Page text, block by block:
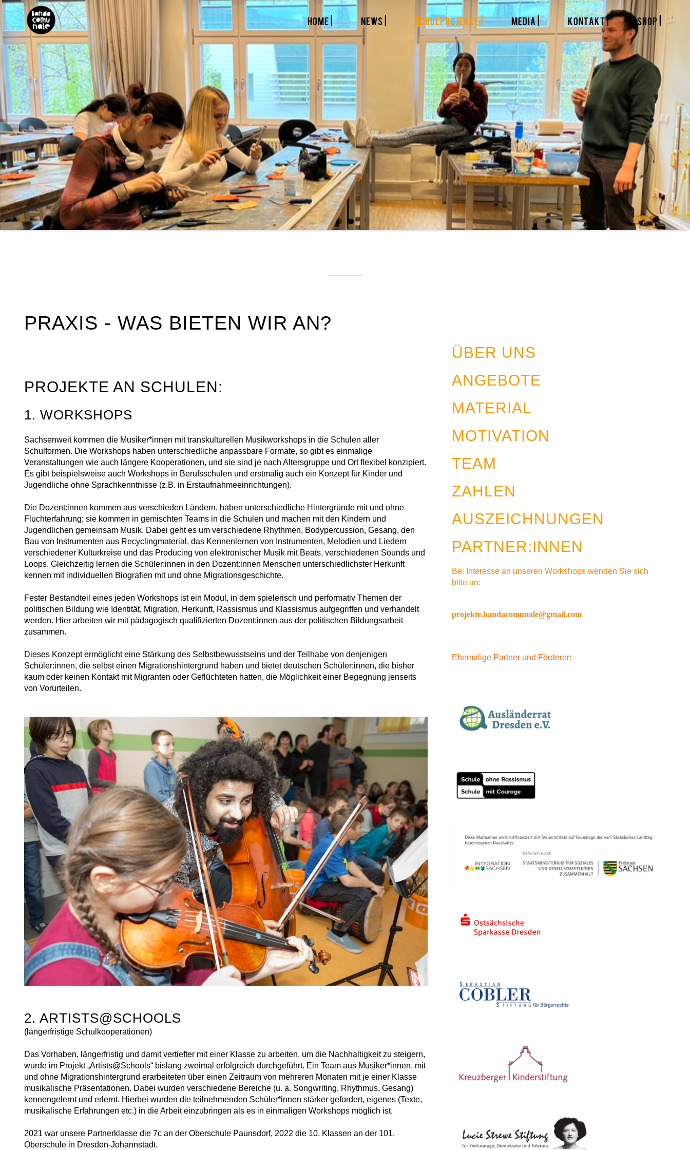
HOME | NEWS | SCHULPROJEKTE | MEDIA | KONTAKT | SHOP |
PRAXIS - WAS BIETEN WIR AN?
PROJEKTE AN SCHULEN:
1. WORKSHOPS
Sachsenweit kommen die Musiker*innen mit transkulturellen Musikworkshops in die Schulen aller
Schulformen. Die Workshops haben unterschiedliche anpassbare Formate, so gibt es einmalige
Veranstaltungen wie auch längere Kooperationen, und sie sind je nach Altersgruppe und Ort flexibel konzipiert.
Es gibt beispielsweise auch Workshops in Berufsschulen und erstmalig auch ein Konzept für Kinder und
Jugendliche ohne Sprachkenntnisse (z.B. in Erstaufnahmeeinrichtungen).
Die Dozent:innen kommen aus verschieden Ländern, haben unterschiedliche Hintergründe mit und ohne
Fluchterfahrung; sie kommen in gemischten Teams in die Schulen und machen mit den Kindern und
Jugendlichen gemeinsam Musik. Dabei geht es um verschiedene Rhythmen, Bodypercussion, Gesang, den
Bau von Instrumenten aus Recyclingmaterial, das Kennenlernen von Instrumenten, Melodien und Liedern
verschiedener Kulturkreise und das Producing von elektronischer Musik mit Beats, verschiedenen Sounds und
Loops. Gleichzeitig lernen die Schüler:innen in den Dozent:innen Menschen unterschiedlichster Herkunft
kennen mit individuellen Biografien mit und ohne Migrationsgeschichte.
Fester Bestandteil eines jeden Workshops ist ein Modul, in dem spielerisch und performativ Themen der
politischen Bildung wie Identität, Migration, Herkunft, Rassismus und Klassismus aufgegriffen und verhandelt
werden. Hier arbeiten wir mit pädagogisch qualifizierten Dozent:innen aus der politischen Bildungsarbeit
zusammen.
Dieses Konzept ermöglicht eine Stärkung des Selbstbewusstseins und der Teilhabe von denjenigen
Schüler:innen, die selbst einen Migrationshintergrund haben und bietet deutschen Schüler:innen, die bisher
kaum oder keinen Kontakt mit Migranten oder Geflüchteten hatten, die Möglichkeit einer Begegnung jenseits
von Vorurteilen.
2. ARTISTS@SCHOOLS
(längerfristige Schulkooperationen)
Das Vorhaben, längerfristig und damit vertiefter mit einer Klasse zu arbeiten, um die Nachhaltigkeit zu steigern,
wurde im Projekt „Artists@Schools“ bislang zweimal erfolgreich durchgeführt. Ein Team aus Musiker*innen, mit
und ohne Migrationshintergrund erarbeiteten über einen Zeitraum von mehreren Monaten mit je einer Klasse
musikalische Präsentationen. Dabei wurden verschiedene Bereiche (u. a. Songwriting, Rhythmus, Gesang)
kennengelernt und erlernt. Hierbei wurden die teilnehmenden Schüler*innen stärker gefordert, eigenes (Texte,
musikalische Erfahrungen etc.) in die Arbeit einzubringen als es in einmaligen Workshops möglich ist.
2021 war unsere Partnerklasse die 7c an der Oberschule Paunsdorf, 2022 die 10. Klassen an der 101.
Oberschule in Dresden-Johannstadt.
ÜBER UNS
ANGEBOTE
MATERIAL
MOTIVATION
TEAM
ZAHLEN
AUSZEICHNUNGEN
PARTNER:INNEN
Bei Interesse an unseren Workshops wenden Sie sich
bitte an:
projekte.bandacomunale@gmail.com
Ehemalige Partner und Förderer: